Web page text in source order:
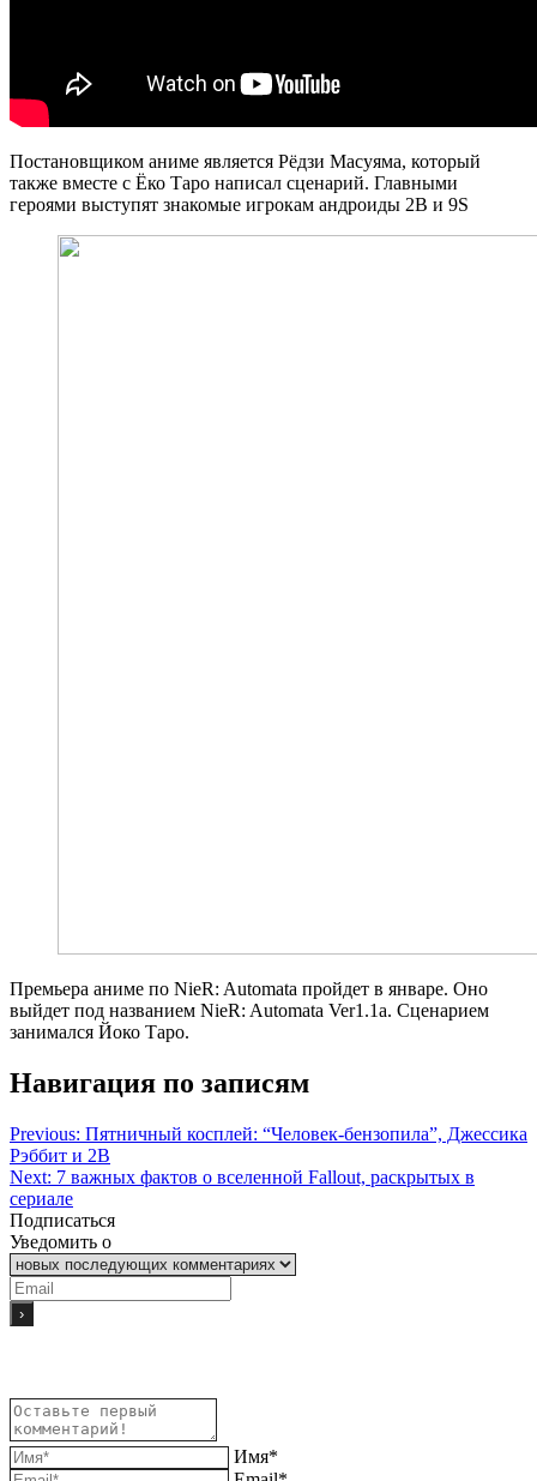
Постановщиком аниме является Рёдзи Масуяма, который
также вместе с Ёко Таро написал сценарий. Главными
героями выступят знакомые игрокам андроиды 2B и 9S
Премьера аниме по NieR: Automata пройдет в январе. Оно
выйдет под названием NieR: Automata Ver1.1a. Сценарием
занимался Йоко Таро.
Навигация по записям
Previous: Пятничный косплей: “Человек-бензопила”, Джессика
Рэббит и 2B
Next: 7 важных фактов о вселенной Fallout, раскрытых в
сериале
Подписаться
Уведомить о
Имя*